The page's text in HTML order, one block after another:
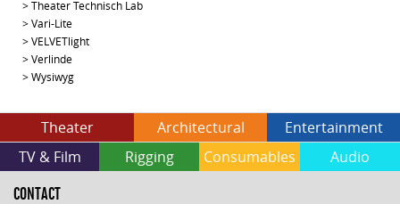
>Theater Technisch Lab
>Vari-Lite
>VELVETlight
>Verlinde
>Wysiwyg
Theater Architectural
Entertainment
TV & Film
Rigging Consumables Audio
CONTACT